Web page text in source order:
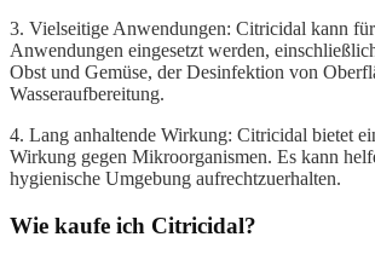
3. Vielseitige Anwendungen: Citricidal kann
Anwendungen eingesetzt werden,
Obst und Gemüse, der Desinfektion von
Wasseraufbereitung.
4. Lang anhaltende Wirkung: Citricidal bietet
Wirkung gegen Mikroorganismen. Es kann
hygienische Umgebung aufrechtzuerhalten.
Wie kaufe ich Citricidal?